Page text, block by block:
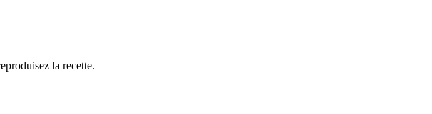
la recette.